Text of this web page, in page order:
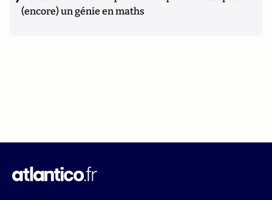
(encore) un génie en maths